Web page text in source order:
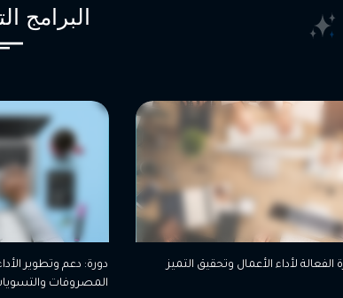
البرامج
وتحقيق التميز
دورة: دعم وتطوير الأداء المهني لمحاسبي
المصروفات والتسويات